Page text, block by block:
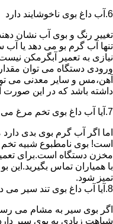
6.آب داغ بوی ناخوشایند دارد
تغییر رنگ و بوی آب نشان
تنها آب گرم بو می دهد یا
نیازی به تعمیر آبگرمکن
ورودی دستگاه می توان
آهن،مس و سایر معدنی می
داشته باشد که در این
7.آیا آب داغ بوی تخم مرغ می دهد؟
اما اگر آب گرم بوی بدی
است! بوی نامطبوع شبیه تخم
مخزن دستگاه است.برای
با همیاران تماس بگیرید.این
تمیز شود.
8.آیا آب داغ بوی تند سیر می دهد؟
اگر بوی سیر به مشام می
شباهت زیادی به بوی سیر